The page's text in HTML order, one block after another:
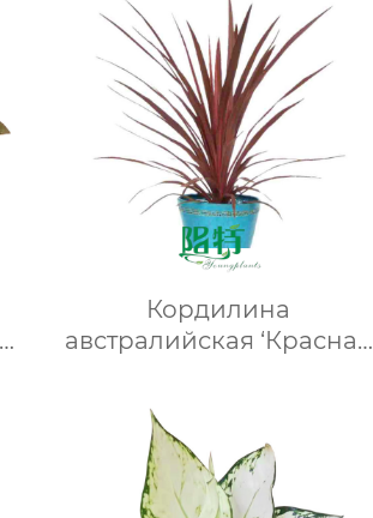
Кордилина
австралийская ‘Красная